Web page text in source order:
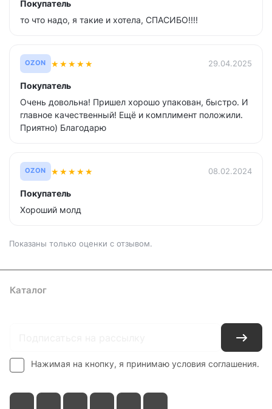
Покупатель
то что надо, я такие и хотела, СПАСИБО!!!!
OZON ★★★★★ 29.04.2025
Покупатель
Очень довольна! Пришел хорошо упакован, быстро. И
главное качественный! Ещё и комплимент положили.
Приятно) Благодарю
OZON ★★★★★ 08.02.2024
Покупатель
Хороший молд
Показаны только оценки с отзывом.
Каталог
Нажимая на кнопку, я принимаю условия соглашения.